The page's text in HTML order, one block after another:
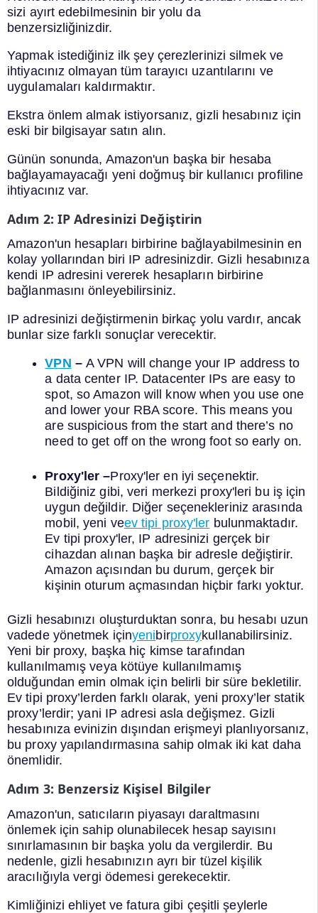
sizi ayırt edebilmesinin bir yolu da
benzersizliğinizdir.
Yapmak istediğiniz ilk şey çerezlerinizi silmek ve
ihtiyacınız olmayan tüm tarayıcı uzantılarını ve
uygulamaları kaldırmaktır.
Ekstra önlem almak istiyorsanız, gizli hesabınız için
eski bir bilgisayar satın alın.
Günün sonunda, Amazon'un başka bir hesaba
bağlayamayacağı yeni doğmuş bir kullanıcı profiline
ihtiyacınız var.
Adım 2: IP Adresinizi Değiştirin
Amazon'un hesapları birbirine bağlayabilmesinin en
kolay yollarından biri IP adresinizdir. Gizli hesabınıza
kendi IP adresini vererek hesapların birbirine
bağlanmasını önleyebilirsiniz.
IP adresinizi değiştirmenin birkaç yolu vardır, ancak
bunlar size farklı sonuçlar verecektir.
VPN – A VPN will change your IP address to
a data center IP. Datacenter IPs are easy to
spot, so Amazon will know when you use one
and lower your RBA score. This means you
are suspicious from the start and there’s no
need to get off on the wrong foot so early on.
Proxy'ler –Proxy'ler en iyi seçenektir.
Bildiğiniz gibi, veri merkezi proxy'leri bu iş için
uygun değildir. Diğer seçenekleriniz arasında
mobil, yeni veev tipi proxy'ler bulunmaktadır.
Ev tipi proxy'ler, IP adresinizi gerçek bir
cihazdan alınan başka bir adresle değiştirir.
Amazon açısından bu durum, gerçek bir
kişinin oturum açmasından hiçbir farkı yoktur.
Gizli hesabınızı oluşturduktan sonra, bu hesabı uzun
vadede yönetmek içinyenibirproxykullanabilirsiniz.
Yeni bir proxy, başka hiç kimse tarafından
kullanılmamış veya kötüye kullanılmamış
olduğundan emin olmak için belirli bir süre bekletilir.
Ev tipi proxy’lerden farklı olarak, yeni proxy’ler statik
proxy’lerdir; yani IP adresi asla değişmez. Gizli
hesabınıza evinizin dışından erişmeyi planlıyorsanız,
bu proxy yapılandırmasına sahip olmak iki kat daha
önemlidir.
Adım 3: Benzersiz Kişisel Bilgiler
Amazon'un, satıcıların piyasayı daraltmasını
önlemek için sahip olunabilecek hesap sayısını
sınırlamasının bir başka yolu da vergilerdir. Bu
nedenle, gizli hesabınızın ayrı bir tüzel kişilik
aracılığıyla vergi ödemesi gerekecektir.
Kimliğinizi ehliyet ve fatura gibi çeşitli şeylerle